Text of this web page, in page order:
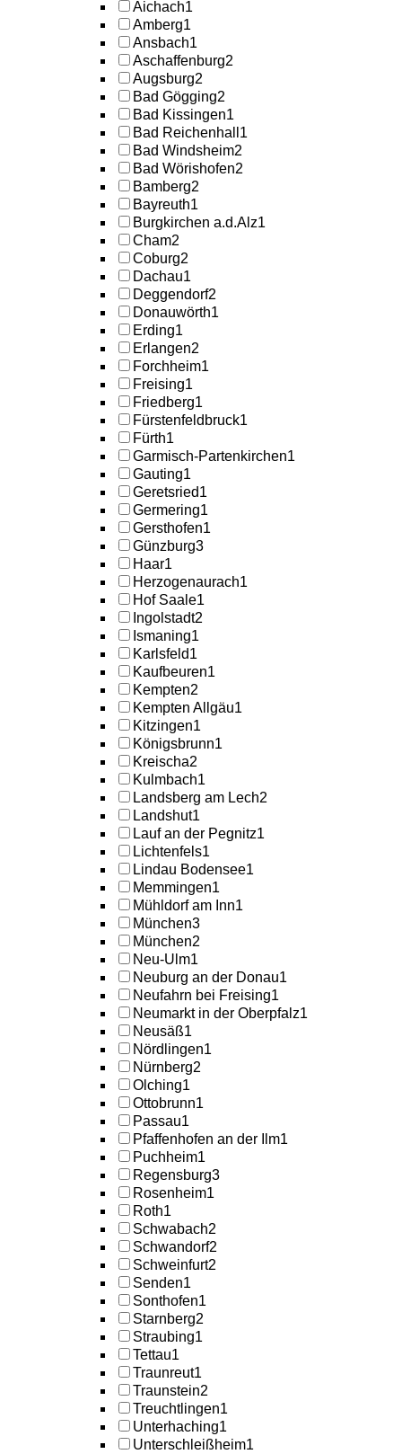
Aichach1
Amberg1
Ansbach1
Aschaffenburg2
Augsburg2
Bad Gögging2
Bad Kissingen1
Bad Reichenhall 1
Bad Windsheim2
Bad Wörishofen2
Bamberg2
Bayreuth1
Burgkirchen a.d.Alz1
Cham2
Coburg2
Dachau1
Deggendorf2
Donauwörth1
Erding1
Erlangen2
Forchheim1
Freising1
Friedberg1
Fürstenfeldbruck1
Fürth1
Garmisch-Partenkirchen1
Gauting1
Geretsried1
Germering1
Gersthofen1
Günzburg3
Haar1
Herzogenaurach1
Hof Saale1
Ingolstadt2
Ismaning1
Karlsfeld1
Kaufbeuren1
Kempten2
Kempten Allgäu1
Kitzingen1
Königsbrunn1
Kreischa2
Kulmbach1
Landsberg am Lech2
Landshut1
Lauf an der Pegnitz1
Lichtenfels1
Lindau Bodensee1
Memmingen1
Mühldorf am Inn1
München3
München2
Neu-Ulm1
Neuburg an der Donau1
Neufahrn bei Freising1
Neumarkt in der Oberpfalz1
Neusäß1
Nördlingen1
Nürnberg2
Olching1
Ottobrunn1
Passau1
Pfaffenhofen an der Ilm1
Puchheim1
Regensburg3
Rosenheim1
Roth1
Schwabach2
Schwandorf2
Schweinfurt2
Senden1
Sonthofen1
Starnberg2
Straubing1
Tettau1
Traunreut1
Traunstein2
Treuchtlingen1
Unterhaching1
Unterschleißheim1